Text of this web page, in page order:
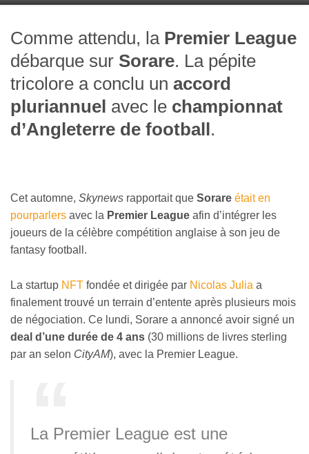
Comme attendu, la Premier League
débarque sur Sorare. La pépite
tricolore a conclu un accord
pluriannuel avec le championnat
d’Angleterre de football .
Cet automne, Skynews rapportait que Sorare était en
pourparlers avec la Premier League afin d’intégrer les
joueurs de la célèbre compétition anglaise à son jeu de
fantasy football.
La startup NFT fondée et dirigée par Nicolas Julia a
finalement trouvé un terrain d’entente après plusieurs mois
de négociation. Ce lundi, Sorare a annoncé avoir signé un
deal d’une durée de 4 ans (30 millions de livres sterling
par an selon CityAM), avec la Premier League.
La Premier League est une